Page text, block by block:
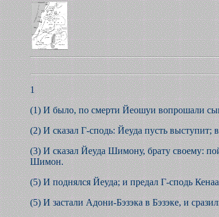
1
(1) И было, по смерти Йеошуи вопрошали
(2) И сказал Г-сподь: Йеуда пусть выступит;
(3) И сказал Йеуда Шимону, брату своему:
Шимон.
(5) И поднялся Йеуда; и предал Г-сподь
(5) И застали Адони-Бэзэка в Бэзэке, и